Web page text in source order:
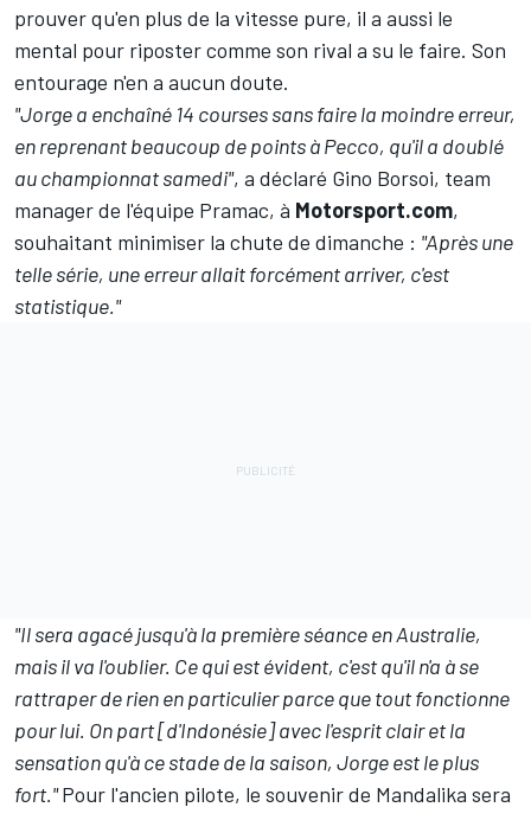
prouver qu'en plus de la vitesse pure, il a aussi le
mental pour riposter comme son rival a su le faire. Son
entourage n'en a aucun doute.
"Jorge a enchaîné 14 courses sans faire la moindre erreur,
en reprenant beaucoup de points à Pecco, qu'il a doublé
au championnat samedi", a déclaré Gino Borsoi, team
manager de l'équipe Pramac, à Motorsport.com,
souhaitant minimiser la chute de dimanche : "Après une
telle série, une erreur allait forcément arriver, c'est
statistique."
"Il sera agacé jusqu'à la première séance en Australie,
mais il va l'oublier. Ce qui est évident, c'est qu'il n'a à se
rattraper de rien en particulier parce que tout fonctionne
pour lui. On part [d'Indonésie] avec l'esprit clair et la
sensation qu'à ce stade de la saison, Jorge est le plus
fort."Pour l'ancien pilote, le souvenir de Mandalika sera